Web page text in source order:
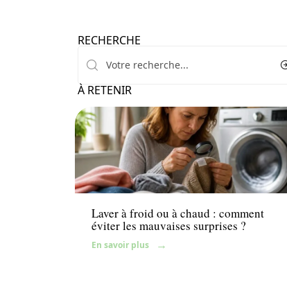
RECHERCHE
À RETENIR
Equipement
Laver à froid ou à chaud : comment
éviter les mauvaises surprises ?
En savoir plus